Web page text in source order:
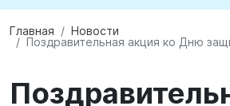
Главная
Новости
Поздравительная акция ко Дню